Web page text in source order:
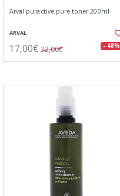
Arval puractive pure toner 200ml
ARVAL
17,00€ 33,00€ - 48%